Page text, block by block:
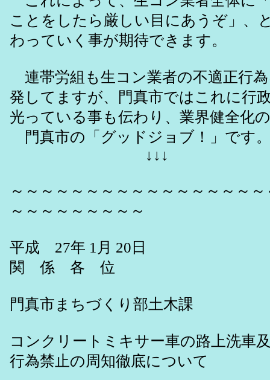
ことをしたら厳しい目にあうぞ」、
わっていく事が期待できます。
連帯労組も生コン業者の不適正行
発してますが、門真市ではこれに行
光っている事も伝わり、業界健全化
門真市の「グッドジョブ！」です
↓↓↓
～～～～～～～～～～～～～～～～
～～～～～～～～～
平成 27年 1月 20日
関 係 各 位
門真市まちづくり部土木課
コンクリートミキサー車の路上洗車
行為禁止の周知徹底について